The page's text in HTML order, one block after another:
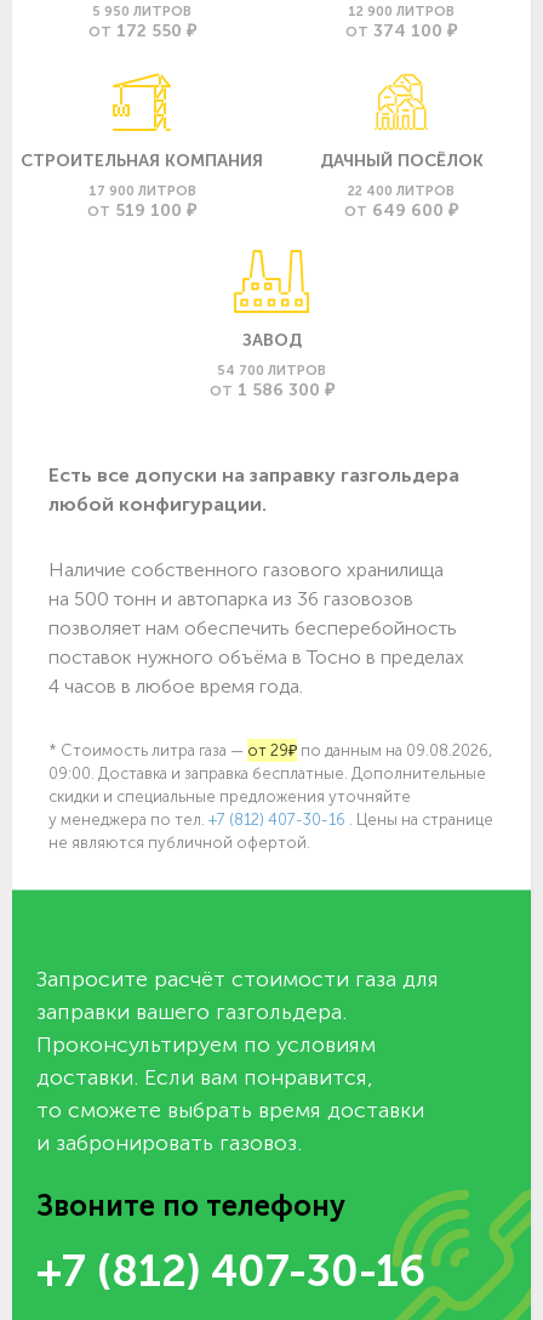
5 950 ЛИТРОВ
ОТ 172 550 ₽
12 900 ЛИТРОВ
ОТ 374 100 ₽
СТРОИТЕЛЬНАЯ КОМПАНИЯ
17 900 ЛИТРОВ
ОТ 519 100 ₽
ДАЧНЫЙ ПОСЁЛОК
22 400 ЛИТРОВ
ОТ 649 600 ₽
ЗАВОД
54 700 ЛИТРОВ
ОТ 1 586 300 ₽
Есть все допуски нa заправку газгольдера
любой конфигурации.
Наличие собственного газового хранилища
на 500 тонн и автопарка из 36 газовозов
позволяет нам обеспечить бесперебойность
поставок нужного объёма в Тосно в пределах
4 часов в любое время года.
* Стоимость литра газа — от 29₽ по данным на 09.08.2026,
09:00. Доставка и заправка бесплатные. Дополнительные
скидки и специальные предложения уточняйте
у менеджера по тел. +7 (812) 407-30-16 . Цены на странице
не являются публичной офертой.
Запросите расчёт стоимости газа для
заправки вашего газгольдера.
Проконсультируем по условиям
доставки. Если вам понравится,
то сможете выбрать время доставки
и забронировать газовоз.
Звоните по телефону
+7 (812) 407-30-16